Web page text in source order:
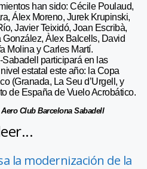
han sido: Cécile Poulaud,
Álex Moreno, Jurek Krupinski,
Javier Teixidó, Joan Escribà,
Àlex Balcells, David
Molina y Carles Martí.
participará en las
estatal este año: la Copa
(Granada, La Seu d’Urgell, y
de España de Vuelo Acrobático.
Club Barcelona Sabadell
la modernización de la